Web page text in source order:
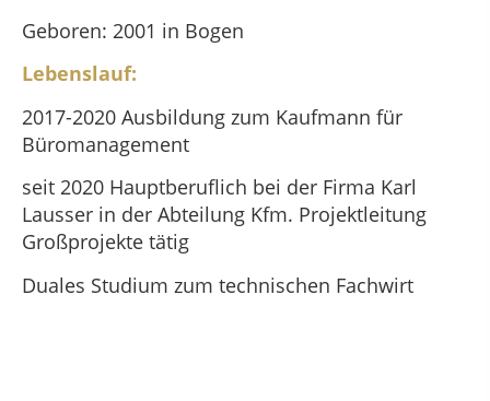
Geboren: 2001 in Bogen
Lebenslauf:
2017-2020 Ausbildung zum Kaufmann für
Büromanagement
seit 2020 Hauptberuflich bei der Firma Karl
Lausser in der Abteilung Kfm. Projektleitung
Großprojekte tätig
Duales Studium zum technischen Fachwirt